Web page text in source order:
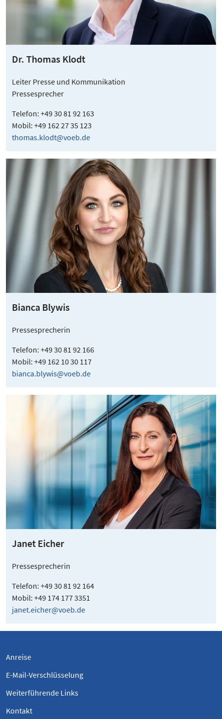
Dr. Thomas Klodt
Leiter Presse und Kommunikation
Pressesprecher
Telefon: +49 30 81 92 163
Mobil: +49 162 27 35 123
thomas.klodt@voeb.de
Bianca Blywis
Pressesprecherin
Telefon: +49 30 81 92 166
Mobil: +49 162 10 30 117
bianca.blywis@voeb.de
Janet Eicher
Pressesprecherin
Telefon: +49 30 81 92 164
Mobil: +49 174 177 3351
janet.eicher@voeb.de
Anreise
E-Mail-Verschlüsselung
Weiterführende Links
Kontakt